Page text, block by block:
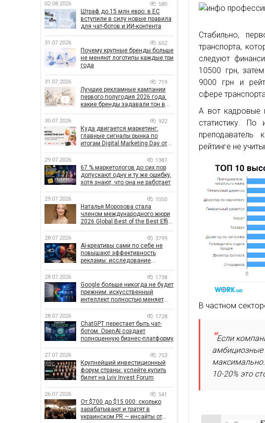
Стабильно,
транспорта,
следуют
10500 грн,
9000 грн и
сфере
А вот кадровые
статистику.
преподаватель
рейтинге не
В частном
Если
амбициозные
10-20% это
02.08.2026 580
Штраф до 15 млн евро: в ЕС
вступили в силу новые правила
для чат-ботов и ИИ-контента
31.07.2026 652
Почему крупные бренды больше
не меняют логотипы каждые три
года
31.07.2026 719
Лучшие рекламные кампании
первого полугодия 2026 года:
какие бренды задавали тон в
30.07.2026 922
Куда двигается маркетинг:
главные сигналы рынка по
итогам Digital Marketing Day от
29.07.2026 1387
67 % маркетологов до сих пор
допускают одну и ту же ошибку,
хотя знают, что она не работает
29.07.2026 1050
Наталья Морозова стала
членом международного жюри
2026 Global Best of the Best Effie
28.07.2026 3799
AI-креативы сами по себе не
повышают эффективность
рекламы: исследование
влияет на эффективность
кампаний
28.07.2026 1738
Google больше никогда не будет
прежним: искусственный
интеллект полностью меняет
28.07.2026 1728
ChatGPT перестает быть чат-
ботом. OpenAI создает
полноценную бизнес-платформу
27.07.2026 753
Крупнейший инвестиционный
форум страны: успейте купить
билет на Lviv Invest Forum
26.07.2026 541
От $700 до $15 000: сколько
зарабатывают и тратят в
украинском PR — инсайты от